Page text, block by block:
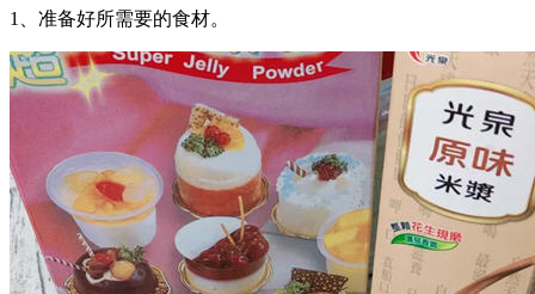
1、准备好所需要的食材。